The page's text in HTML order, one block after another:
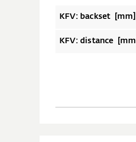
KFV: backset [mm]
KFV: distance [mm]